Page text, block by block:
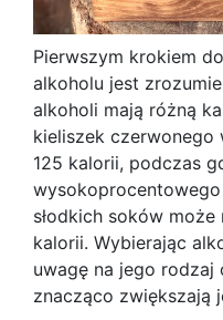
Pierwszym krokiem
alkoholu jest
alkoholi mają różną
kieliszek czerwonego
125 kalorii, podczas
słodkich soków
kalorii. Wybierając
uwagę na jego
znacząco zwiększają